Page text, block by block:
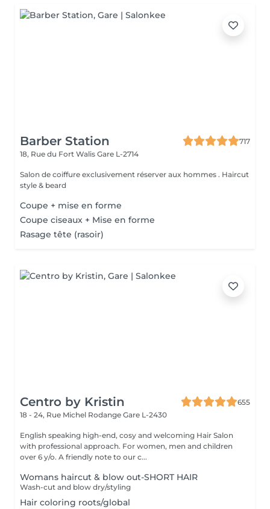
Barber Station
717
18, Rue du Fort Walis Gare L-2714
Salon de coiffure exclusivement réserver aux hommes . Haircut
style & beard
Coupe + mise en forme
Coupe ciseaux + Mise en forme
Rasage tête (rasoir)
Centro by Kristin
655
18 - 24, Rue Michel Rodange Gare L-2430
English speaking high-end, cosy and welcoming Hair Salon
with professional approach. For women, men and children
over 6 y/o. A friendly note to our c...
Womans haircut & blow out-SHORT HAIR
Wash-cut and blow dry/styling
Hair coloring roots/global